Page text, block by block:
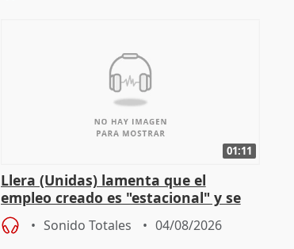
01:11
Llera (Unidas) lamenta que el
empleo creado es "estacional" y se
"esfumará" al acabar el verano
Sonido Totales 04/08/2026